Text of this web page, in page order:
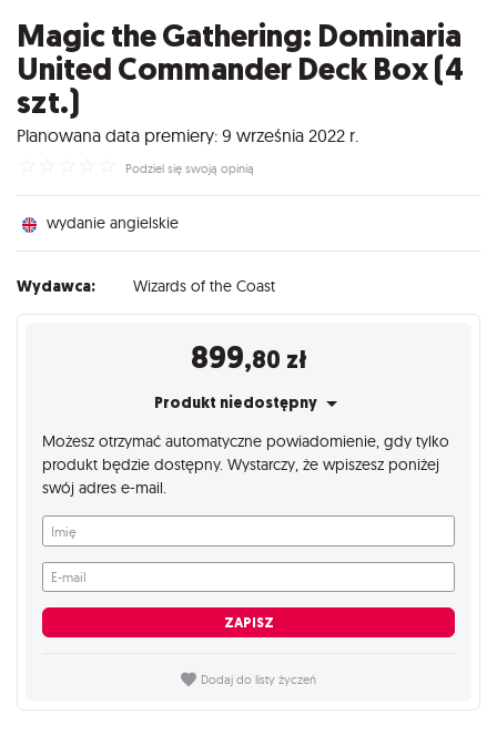
Magic the Gathering: Dominaria
United Commander Deck Box (4
szt.)
Planowana data premiery: 9 września 2022 r.
Podziel się swoją opinią
wydanie angielskie
Wydawca: Wizards of the Coast
899,80 zł
Produkt niedostępny
Możesz otrzymać automatyczne powiadomienie, gdy tylko
produkt będzie dostępny. Wystarczy, że wpiszesz poniżej
swój adres e-mail.
Imię
E-mail
ZAPISZ
Dodaj do listy życzeń